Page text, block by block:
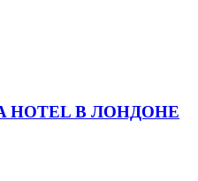
В ЛОНДОНЕ